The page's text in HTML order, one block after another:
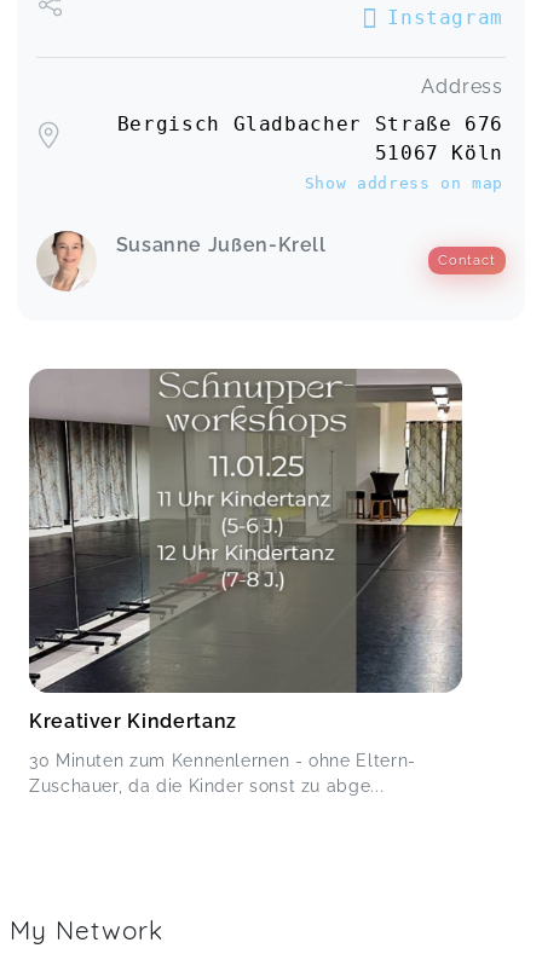
Instagram
Address
Bergisch Gladbacher Straße 676
51067 Köln
Show address on map
Susanne Jußen-Krell
Contact
Kreativer Kindertanz
30 Minuten zum Kennenlernen - ohne Eltern-
Zuschauer, da die Kinder sonst zu abge...
My Network